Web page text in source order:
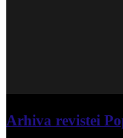
Arhiva revistei